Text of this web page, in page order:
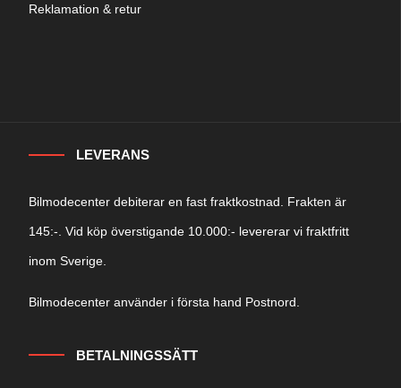
Reklamation & retur
LEVERANS
Bilmodecenter debiterar en fast fraktkostnad. Frakten är
145:-. Vid köp överstigande 10.000:- levererar vi fraktfritt
inom Sverige.
Bilmodecenter använder i första hand Postnord.
BETALNINGSSÄTT